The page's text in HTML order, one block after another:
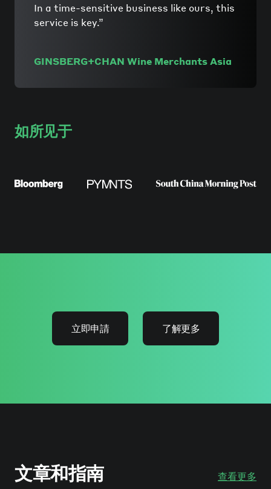
In a time-sensitive business like ours, this
service is key.”
GINSBERG+CHAN Wine Merchants Asia
如所见于
立即申請 了解更多
文章和指南 查看更多